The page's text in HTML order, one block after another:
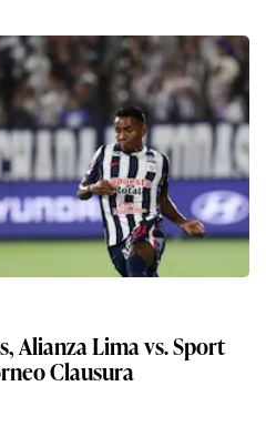
Alianza Lima vs. Sport
Clausura